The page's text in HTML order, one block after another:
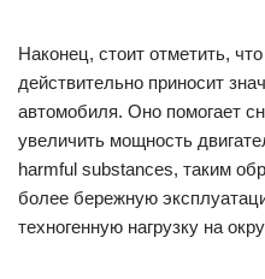
Наконец, стоит отметить,
действительно приносит
автомобиля. Оно помогает
увеличить мощность
harmful substances, таким
более бережную
техногенную нагрузку на